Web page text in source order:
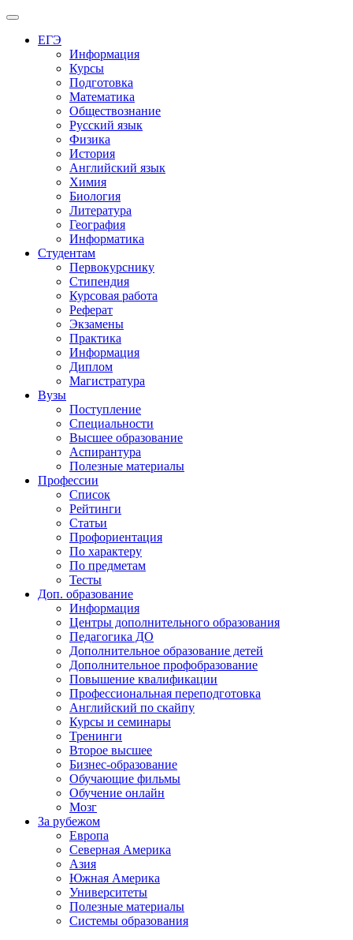
Меню
ЕГЭ
Информация
Курсы
Подготовка
Математика
Обществознание
Русский язык
Физика
История
Английский язык
Химия
Биология
Литература
География
Информатика
Студентам
Первокурснику
Стипендия
Курсовая работа
Реферат
Экзамены
Практика
Информация
Диплом
Магистратура
Вузы
Поступление
Специальности
Высшее образование
Аспирантура
Полезные материалы
Профессии
Список
Рейтинги
Статьи
Профориентация
По характеру
По предметам
Тесты
Доп. образование
Информация
Центры дополнительного образования
Педагогика ДО
Дополнительное образование детей
Дополнительное профобразование
Повышение квалификации
Профессиональная переподготовка
Английский по скайпу
Курсы и семинары
Тренинги
Второе высшее
Бизнес-образование
Обучающие фильмы
Обучение онлайн
Мозг
За рубежом
Европа
Северная Америка
Азия
Южная Америка
Университеты
Полезные материалы
Системы образования